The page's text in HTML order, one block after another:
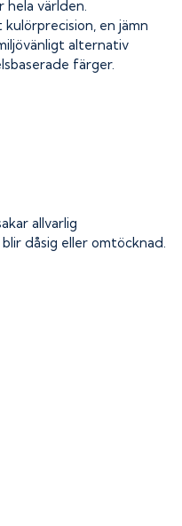
hela världen.
en jämn
alternativ
färger.
allvarlig
dåsig eller omtöcknad.